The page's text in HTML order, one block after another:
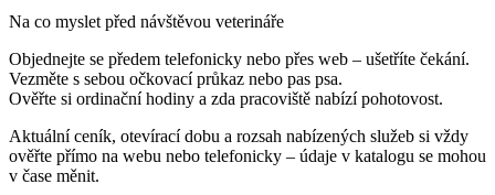
Na co myslet před návštěvou veterináře
Objednejte se předem telefonicky nebo přes web – ušetříte čekání.
Vezměte s sebou očkovací průkaz nebo pas psa.
Ověřte si ordinační hodiny a zda pracoviště nabízí pohotovost.
Aktuální ceník, otevírací dobu a rozsah nabízených služeb si vždy
ověřte přímo na webu nebo telefonicky – údaje v katalogu se mohou
v čase měnit.